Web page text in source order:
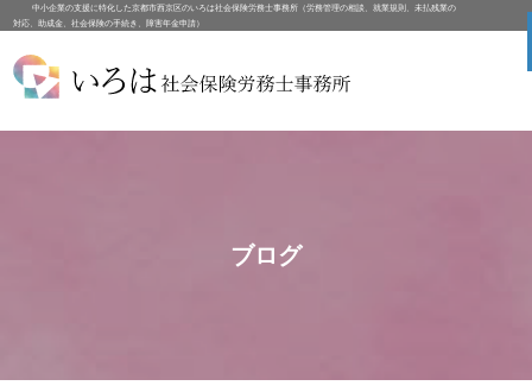
中小企業の支援に特化した京都市西京区のいろは社会保険労務士事務所（労務管理の相談、就業規則、未払残業の
対応、助成金、社会保険の手続き、障害年金申請）
ブログ